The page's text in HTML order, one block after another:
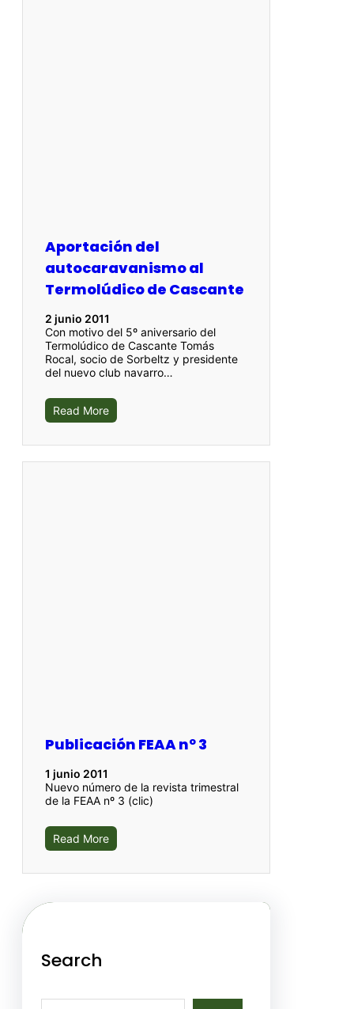
Aportación del
autocaravanismo al
Termolúdico de Cascante
2 junio 2011
Con motivo del 5º aniversario del
Termolúdico de Cascante Tomás
Rocal, socio de Sorbeltz y presidente
del nuevo club navarro…
Read More
Publicación FEAA nº 3
1 junio 2011
Nuevo número de la revista trimestral
de la FEAA nº 3 (clic)
Read More
Search